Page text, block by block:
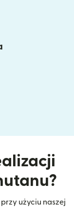
użyciu naszej